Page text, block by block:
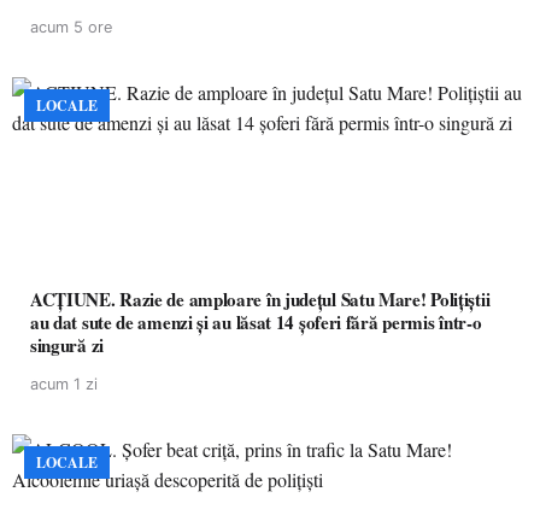
acum 5 ore
LOCALE
ACȚIUNE. Razie de amploare în județul Satu Mare! Polițiștii
au dat sute de amenzi și au lăsat 14 șoferi fără permis într-o
singură zi
acum 1 zi
LOCALE